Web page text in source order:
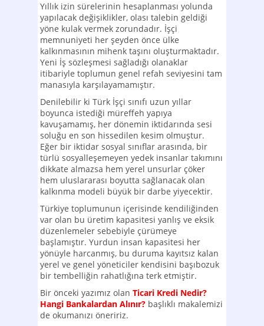
Yıllık izin sürelerinin hesaplanması yolunda
yapılacak değişiklikler, olası talebin geldiği
yöne kulak vermek zorundadır. İşçi
memnuniyeti her şeyden önce ülke
kalkınmasının mihenk taşını oluşturmaktadır.
Yeni İş sözleşmesi sağladığı olanaklar
itibariyle toplumun genel refah seviyesini tam
manasıyla karşılayamamıştır.
Denilebilir ki Türk İşçi sınıfı uzun yıllar
boyunca istediği müreffeh yapıya
kavuşamamış, her dönemin iktidarında sesi
soluğu en son hissedilen kesim olmuştur.
Eğer bir iktidar sosyal sınıflar arasında, bir
türlü sosyalleşemeyen yedek insanlar takımını
dikkate almazsa hem yerel unsurlar çöker
hem uluslararası boyutta sağlanacak olan
kalkınma modeli büyük bir darbe yiyecektir.
Türkiye toplumunun içerisinde kendiliğinden
var olan bu üretim kapasitesi yanlış ve eksik
düzenlemeler sebebiyle çürümeye
başlamıştır. Yurdun insan kapasitesi her
yönüyle harcanmış, bu duruma kayıtsız kalan
yerel ve genel yöneticiler kendisini başıbozuk
bir tembelliğin rahatlığına terk etmiştir.
Bir önceki yazımız olan Ticari Kredi Nedir?
Hangi Bankalardan Alınır? başlıklı makalemizi
de okumanızı öneririz.